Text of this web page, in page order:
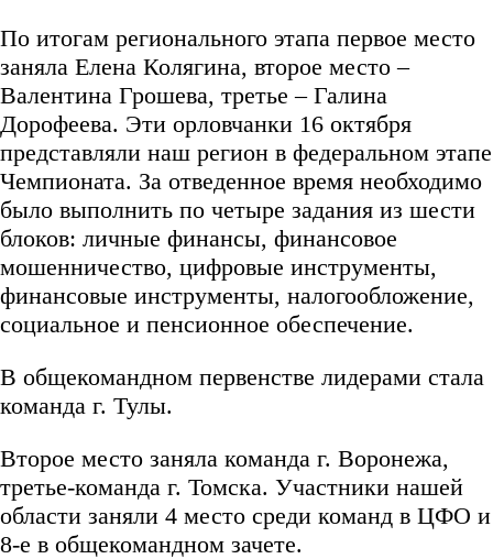
По итогам регионального этапа первое место
заняла Елена Колягина, второе место –
Валентина Грошева, третье – Галина
Дорофеева. Эти орловчанки 16 октября
представляли наш регион в федеральном этапе
Чемпионата. За отведенное время необходимо
было выполнить по четыре задания из шести
блоков: личные финансы, финансовое
мошенничество, цифровые инструменты,
финансовые инструменты, налогообложение,
социальное и пенсионное обеспечение.
В общекомандном первенстве лидерами стала
команда г. Тулы.
Второе место заняла команда г. Воронежа,
третье-команда г. Томска. Участники нашей
области заняли 4 место среди команд в ЦФО и
8-е в общекомандном зачете.